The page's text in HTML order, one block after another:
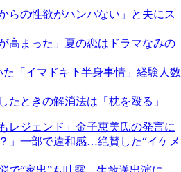
らの性欲がハンパない」と夫にス
高まった」夏の恋はドラマなみの
た「イマドキ下半身事情」経験人数
たときの解消法は「枕を殴る」
レジェンド」金子恵美氏の発言に
」一部で違和感…絶賛した“イケメ